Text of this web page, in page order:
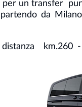
un transfer
da
distanza